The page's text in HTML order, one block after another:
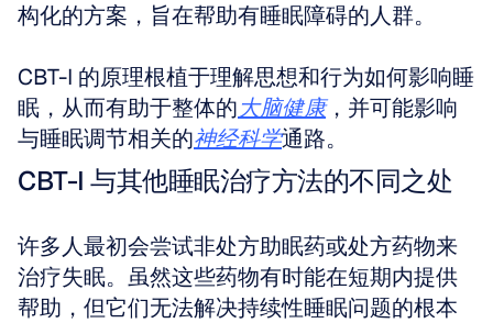
构化的方案，旨在帮助有睡眠障碍的人群。
CBT-I 的原理根植于理解思想和行为如何影响睡
眠，从而有助于整体的大脑健康，并可能影响
与睡眠调节相关的神经科学通路。
CBT-I 与其他睡眠治疗方法的不同之处
许多人最初会尝试非处方助眠药或处方药物来
治疗失眠。虽然这些药物有时能在短期内提供
帮助，但它们无法解决持续性睡眠问题的根本